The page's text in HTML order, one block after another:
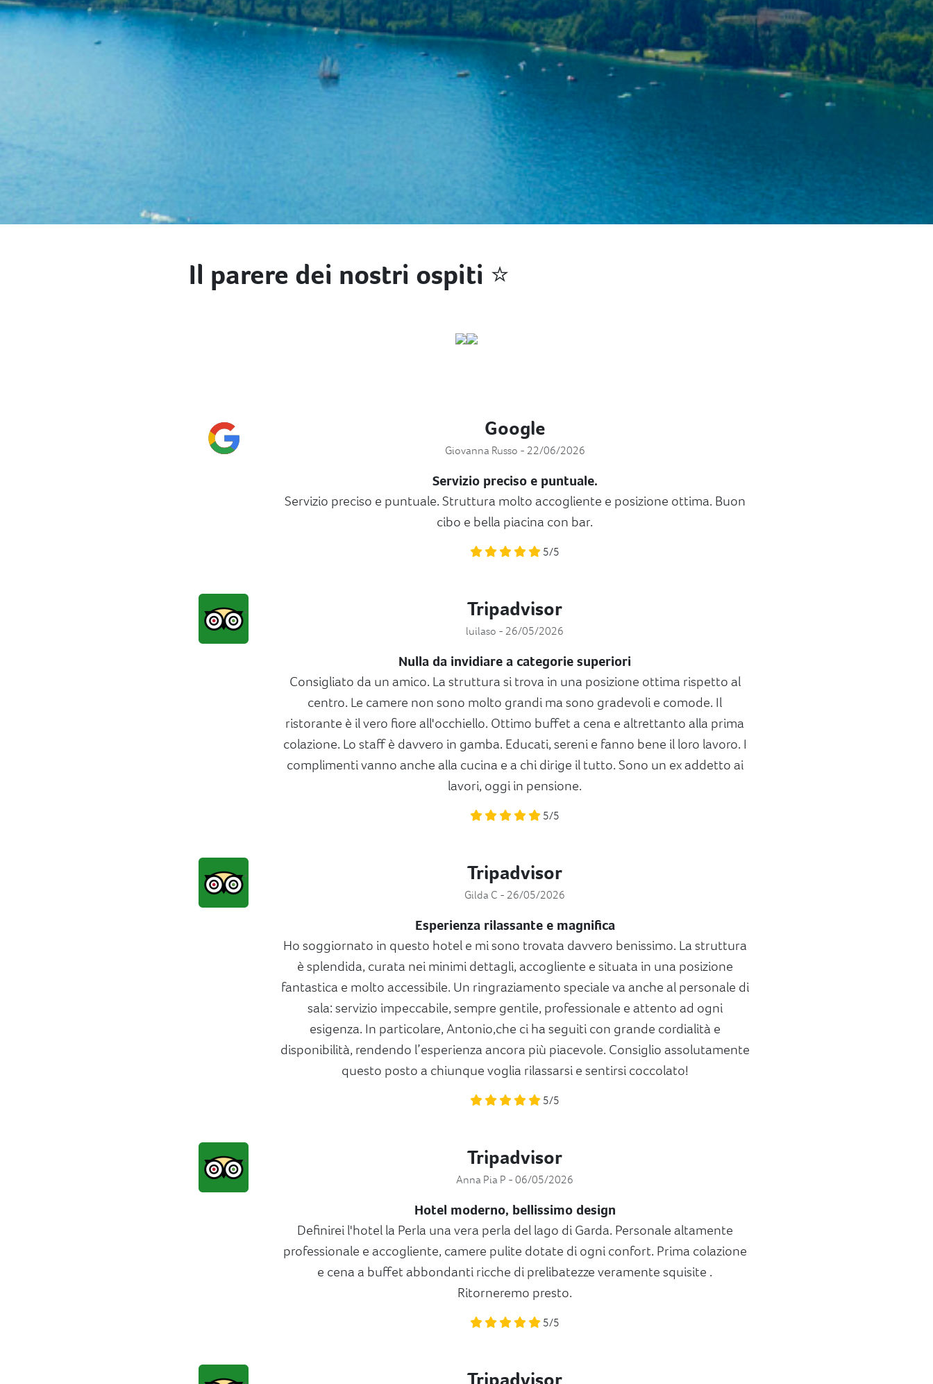
Il parere dei nostri ospiti ⭐
Google
Giovanna Russo - 22/06/2026
Servizio preciso e puntuale.
Servizio preciso e puntuale. Struttura molto accogliente e posizione ottima. Buon
cibo e bella piacina con bar.
5/5
Tripadvisor
luilaso - 26/05/2026
Nulla da invidiare a categorie superiori
Consigliato da un amico. La struttura si trova in una posizione ottima rispetto al
centro. Le camere non sono molto grandi ma sono gradevoli e comode. Il
ristorante è il vero fiore all'occhiello. Ottimo buffet a cena e altrettanto alla prima
colazione. Lo staff è davvero in gamba. Educati, sereni e fanno bene il loro lavoro. I
complimenti vanno anche alla cucina e a chi dirige il tutto. Sono un ex addetto ai
lavori, oggi in pensione.
5/5
Tripadvisor
Gilda C - 26/05/2026
Esperienza rilassante e magnifica
Ho soggiornato in questo hotel e mi sono trovata davvero benissimo. La struttura
è splendida, curata nei minimi dettagli, accogliente e situata in una posizione
fantastica e molto accessibile. Un ringraziamento speciale va anche al personale di
sala: servizio impeccabile, sempre gentile, professionale e attento ad ogni
esigenza. In particolare, Antonio,che ci ha seguiti con grande cordialità e
disponibilità, rendendo l’esperienza ancora più piacevole. Consiglio assolutamente
questo posto a chiunque voglia rilassarsi e sentirsi coccolato!
5/5
Tripadvisor
Anna Pia P - 06/05/2026
Hotel moderno, bellissimo design
Definirei l'hotel la Perla una vera perla del lago di Garda. Personale altamente
professionale e accogliente, camere pulite dotate di ogni confort. Prima colazione
e cena a buffet abbondanti ricche di prelibatezze veramente squisite .
Ritorneremo presto.
5/5
Tripadvisor